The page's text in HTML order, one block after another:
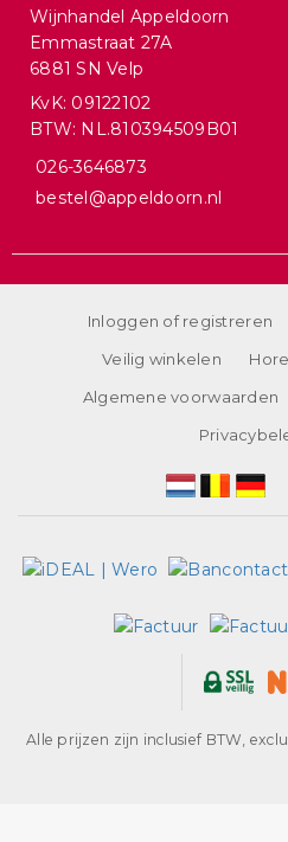
Wijnhandel Appeldoorn
Emmastraat 27A
6881 SN Velp
KvK: 09122102
BTW: NL.810394509B01
026-3646873
bestel@appeldoorn.nl
Inloggen of registreren
Veilig winkelen
Algemene voorwaarden
Alle prijzen zijn inclusief BTW,